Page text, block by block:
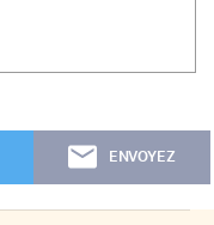
ENVOYEZ